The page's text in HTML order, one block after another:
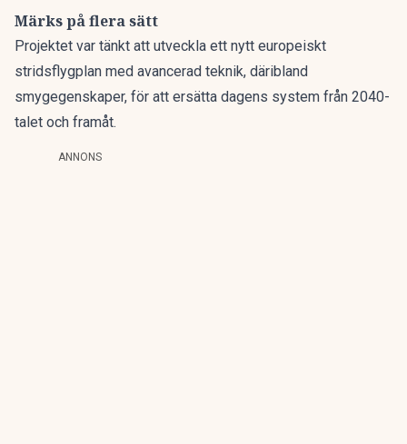
Märks på flera sätt
Projektet var tänkt att utveckla ett nytt europeiskt
stridsflygplan med avancerad teknik, däribland
smygegenskaper, för att ersätta dagens system från 2040-
talet och framåt.
ANNONS